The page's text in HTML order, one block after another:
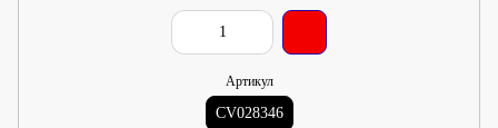
Артикул
CV028346